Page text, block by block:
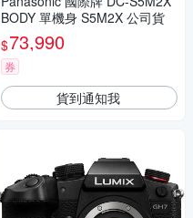
BODY 單機身 S5M2X 公司貨
$73,990
券
貨到通知我